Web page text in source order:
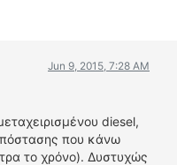
Jun 9, 2015, 7:28 AM
diesel,
που κάνω
το χρόνο). Δυστυχώς